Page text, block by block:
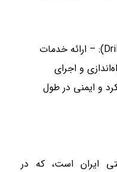
3. خدمات حفاری (Drilling Services): – ارائه خدمات
و اجرای
و ایمنی در طول
ایران است، که در